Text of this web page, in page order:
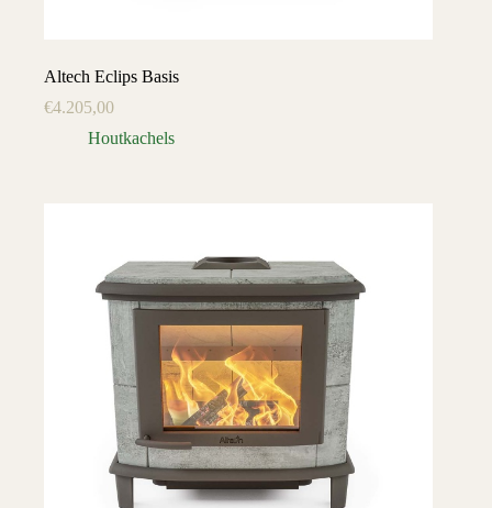
Altech Eclips Basis
€4.205,00
Houtkachels